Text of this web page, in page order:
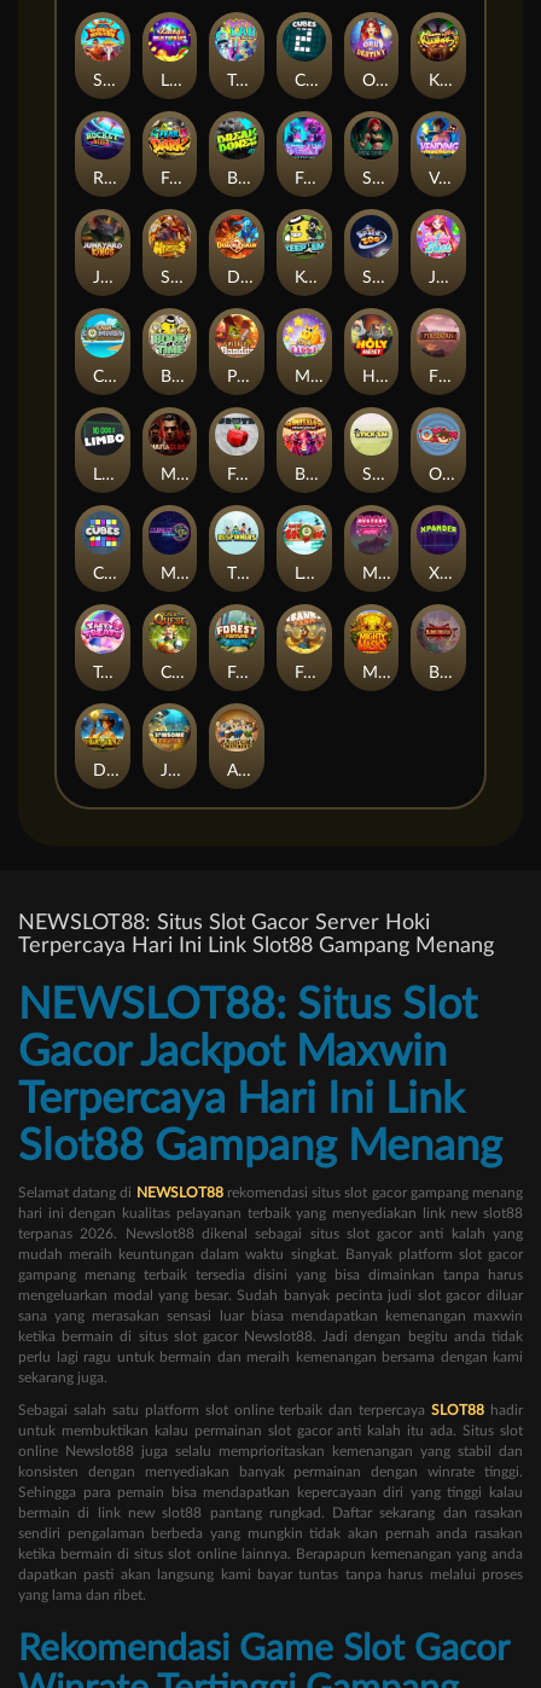
Strength Of Hercules
Shadow Treasure
Lucky Multifruit
Keep 'em Space Zoo
Junkyard Kings
Jawsome Pirates
Holy Heist
OmNom
Cubes 2
The Respinners
Klowns
Vending Machine
Mystery Motel
Orb of Destiny
Pickle Bandits Magic Piggy
Mafia Clash
Let It Snow
Fear the Dark
Cash Compass
Miami Multiplier
Break Bones
Forest Fortune
Buffalo Stack'n'Sync
Shaolin Master
Book of Time
Jelly Slice
Stick'em
Feel The Beat
Rocket Reels
Twisted Lab
Dragon’s Domain
Xpander
Mighty Masks
Tasty Treats Cash Quest
Limbo
Frank's Farm
Frutz
Cubes
Dawn of Kings Amazing Miceketeers
Fireborn
Blademaster
NEWSLOT88: Situs Slot Gacor Server Hoki
Terpercaya Hari Ini Link Slot88 Gampang Menang
NEWSLOT88: Situs Slot
Gacor Jackpot Maxwin
Terpercaya Hari Ini Link
Slot88 Gampang Menang
Selamat datang di NEWSLOT88rekomendasi situs slot gacor gampang menang
hari ini dengan kualitas pelayanan terbaik yang menyediakan link new slot88
terpanas 2026. Newslot88 dikenal sebagai situs slot gacor anti kalah yang
mudah meraih keuntungan dalam waktu singkat. Banyak platform slot gacor
gampang menang terbaik tersedia disini yang bisa dimainkan tanpa harus
mengeluarkan modal yang besar. Sudah banyak pecinta judi slot gacor diluar
sana yang merasakan sensasi luar biasa mendapatkan kemenangan maxwin
ketika bermain di situs slot gacor Newslot88. Jadi dengan begitu anda tidak
perlu lagi ragu untuk bermain dan meraih kemenangan bersama dengan kami
sekarang juga.
Sebagai salah satu platform slot online terbaik dan terpercayaSLOT88 hadir
untuk membuktikan kalau permainan slot gacor anti kalah itu ada. Situs slot
online Newslot88 juga selalu memprioritaskan kemenangan yang stabil dan
konsisten dengan menyediakan banyak permainan dengan winrate tinggi.
Sehingga para pemain bisa mendapatkan kepercayaan diri yang tinggi kalau
bermain di link new slot88 pantang rungkad. Daftar sekarang dan rasakan
sendiri pengalaman berbeda yang mungkin tidak akan pernah anda rasakan
ketika bermain di situs slot online lainnya. Berapapun kemenangan yang anda
dapatkan pasti akan langsung kami bayar tuntas tanpa harus melalui proses
yang lama dan ribet.
Rekomendasi Game Slot Gacor